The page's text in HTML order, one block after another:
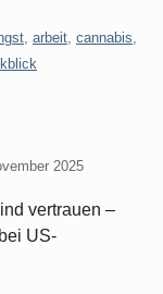
arbeit cannabis
2025
vertrauen –
bei US-